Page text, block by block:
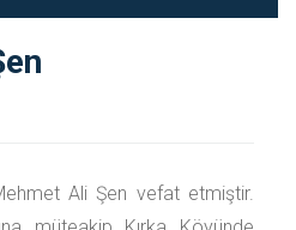
Ali Şen vefat etmiştir.